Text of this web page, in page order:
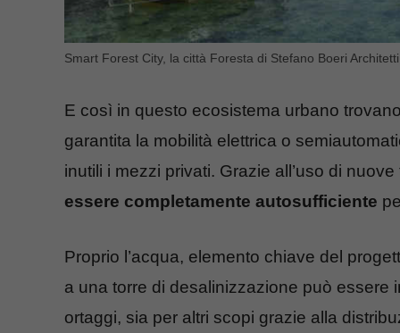
Smart Forest City, la città Foresta di Stefano Boeri
E così in questo ecosistema urbano
garantita la mobilità elettrica o
inutili i mezzi privati. Grazie all’uso di
essere completamente autosufficiente
Proprio l’acqua, elemento chiave del
a una torre di desalinizzazione può essere
ortaggi, sia per altri scopi grazie alla